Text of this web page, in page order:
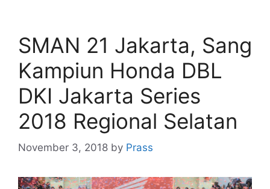
SMAN 21 Jakarta, Sang
Kampiun Honda DBL
DKI Jakarta Series
2018 Regional Selatan
November 3, 2018 by Prass